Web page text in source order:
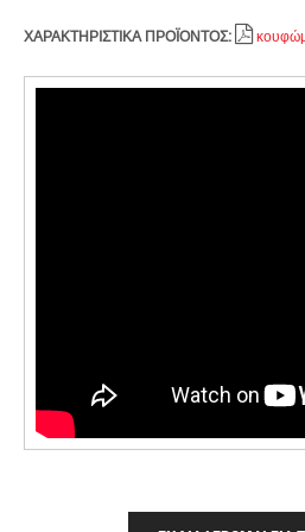
ΧΑΡΑΚΤΗΡΙΣΤΙΚΑ ΠΡΟΪΟΝΤΟΣ: